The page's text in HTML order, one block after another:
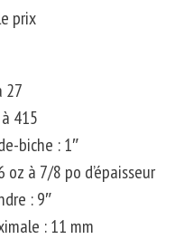
prix
27
415
biche :1″
oz à 7/8 po d’épaisseur
:9″
:11 mm